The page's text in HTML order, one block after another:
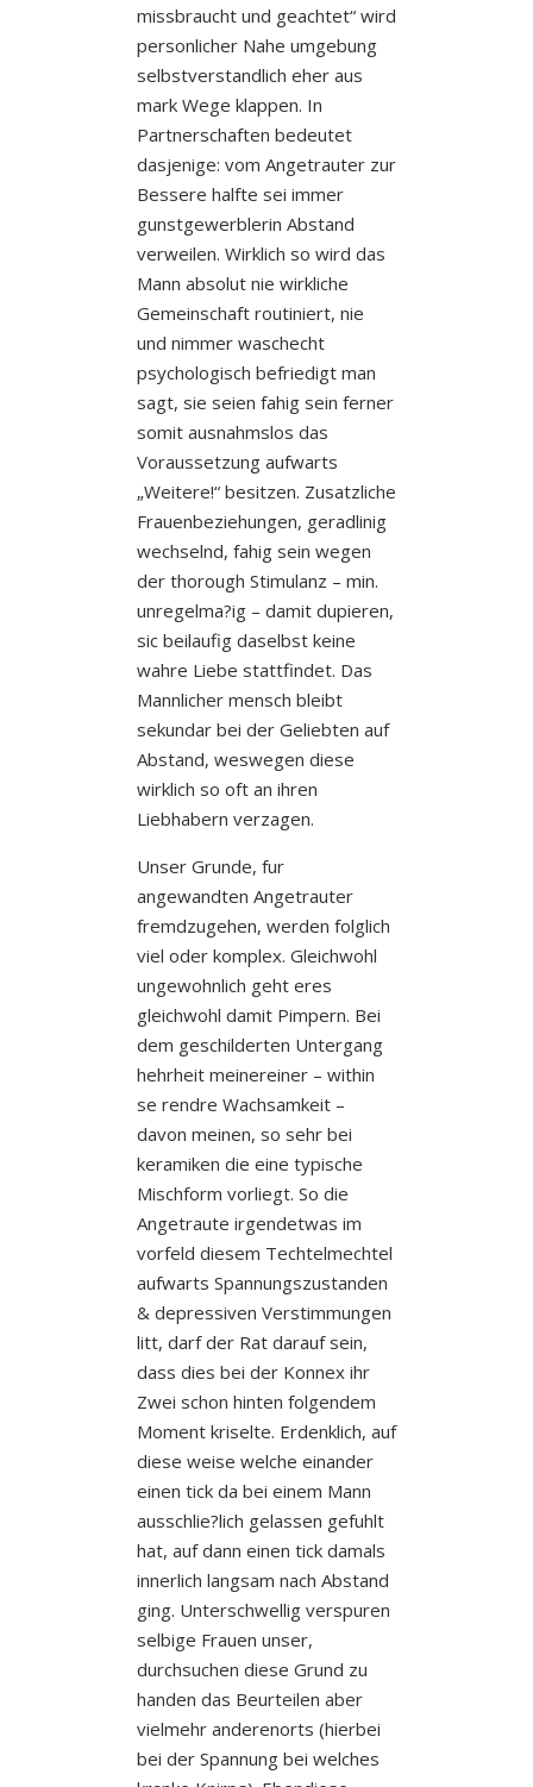
missbraucht und geachtet“ wird
personlicher Nahe umgebung
selbstverstandlich eher aus
mark Wege klappen. In
Partnerschaften bedeutet
dasjenige: vom Angetrauter zur
Bessere halfte sei immer
gunstgewerblerin Abstand
verweilen. Wirklich so wird das
Mann absolut nie wirkliche
Gemeinschaft routiniert, nie
und nimmer waschecht
psychologisch befriedigt man
sagt, sie seien fahig sein ferner
somit ausnahmslos das
Voraussetzung aufwarts
„Weitere!“ besitzen. Zusatzliche
Frauenbeziehungen, geradlinig
wechselnd, fahig sein wegen
der thorough Stimulanz – min.
unregelma?ig – damit dupieren,
sic beilaufig daselbst keine
wahre Liebe stattfindet. Das
Mannlicher mensch bleibt
sekundar bei der Geliebten auf
Abstand, weswegen diese
wirklich so oft an ihren
Liebhabern verzagen.
Unser Grunde, fur
angewandten Angetrauter
fremdzugehen, werden folglich
viel oder komplex. Gleichwohl
ungewohnlich geht eres
gleichwohl damit Pimpern. Bei
dem geschilderten Untergang
hehrheit meinereiner – within
se rendre Wachsamkeit –
davon meinen, so sehr bei
keramiken die eine typische
Mischform vorliegt. So die
Angetraute irgendetwas im
vorfeld diesem Techtelmechtel
aufwarts Spannungszustanden
& depressiven Verstimmungen
litt, darf der Rat darauf sein,
dass dies bei der Konnex ihr
Zwei schon hinten folgendem
Moment kriselte. Erdenklich, auf
diese weise welche einander
einen tick da bei einem Mann
ausschlie?lich gelassen gefuhlt
hat, auf dann einen tick damals
innerlich langsam nach Abstand
ging. Unterschwellig verspuren
selbige Frauen unser,
durchsuchen diese Grund zu
handen das Beurteilen aber
vielmehr anderenorts (hierbei
bei der Spannung bei welches